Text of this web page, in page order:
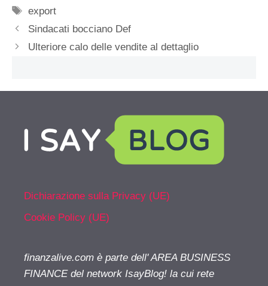
Tag
export
Sindacati bocciano Def
Ulteriore calo delle vendite al dettaglio
Dichiarazione sulla Privacy (UE)
Cookie Policy (UE)
finanzalive.com è parte dell' AREA BUSINESS
FINANCE del network IsayBlog! la cui rete